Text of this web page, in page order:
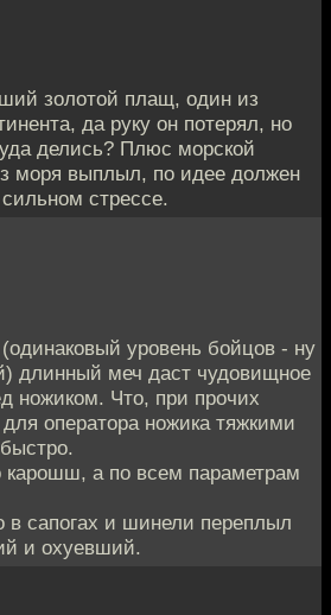
золотой плащ, один из
да руку он потерял, но
делись? Плюс морской
моря выплыл, по идее должен
стрессе.
уровень бойцов - ну
длинный меч даст чудовищное
ножиком. Что, при прочих
оператора ножика тяжкими
карошш, а по всем параметрам
в сапогах и шинели переплыл
и охуевший.